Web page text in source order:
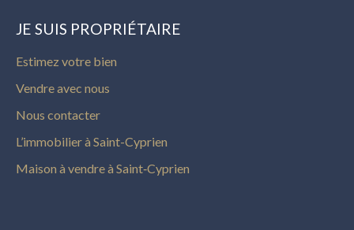
JE SUIS PROPRIÉTAIRE
Estimez votre bien
Vendre avec nous
Nous contacter
L’immobilier à Saint-Cyprien
Maison à vendre à Saint‑Cyprien